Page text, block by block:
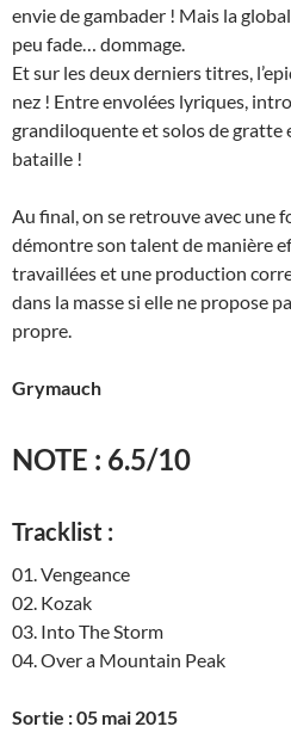
envie de gambader ! Mais la
peu fade… dommage.
Et sur les deux derniers titres,
nez ! Entre envolées lyriques,
grandiloquente et solos de gratte
bataille !
Au final, on se retrouve avec une
démontre son talent de manière
travaillées et une production
dans la masse si elle ne propose
propre.
Grymauch
NOTE : 6.5/10
Tracklist :
01. Vengeance
02. Kozak
03. Into The Storm
04. Over a Mountain Peak
Sortie : 05 mai 2015